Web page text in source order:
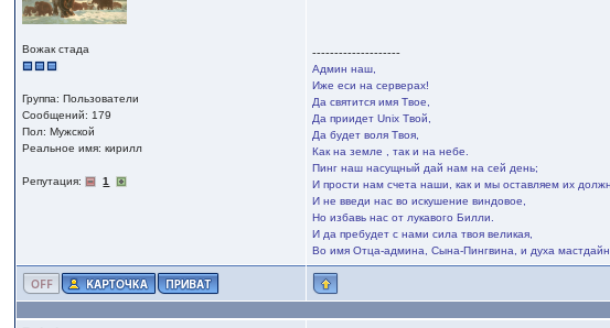
Вожак стада
Группа: Пользователи
Сообщений: 179
Пол: Мужской
Реальное имя: кирилл
Репутация: 1
--------------------
Админ наш,
Иже еси на серверах!
Да святится имя Твое,
Да приидет Unix Твой,
Да будет воля Твоя,
Как на земле , так и на небе.
Пинг наш насущный дай нам на сей день;
И прости нам счета наши, как и мы оставляем их
И не введи нас во искушение виндовое,
Но избавь нас от лукавого Билли.
И да пребудет с нами сила твоя великая,
Во имя Отца-админа, Сына-Пингвина, и духа